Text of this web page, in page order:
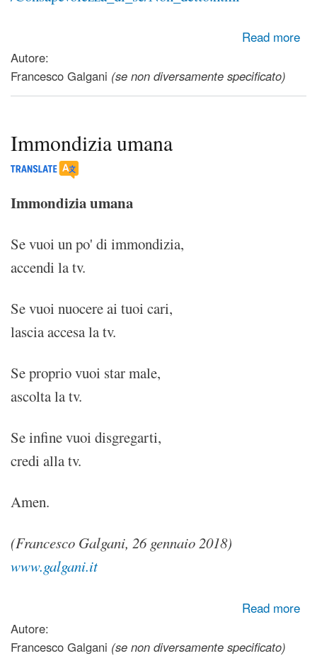
Read more
about La vita comincia a finire quando non riusciamo più a
Autore:
Francesco Galgani (se non diversamente specificato)
Immondizia umana
Immondizia umana
Se vuoi un po' di immondizia,
accendi la tv.
Se vuoi nuocere ai tuoi cari,
lascia accesa la tv.
Se proprio vuoi star male,
ascolta la tv.
Se infine vuoi disgregarti,
credi alla tv.
Amen.
(Francesco Galgani, 26 gennaio 2018)
www.galgani.it
Read more
Autore:
Francesco Galgani (se non diversamente specificato)